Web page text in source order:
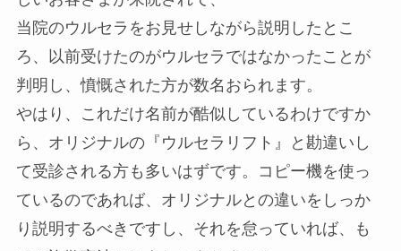
当院のウルセラをお見せしながら説明したとこ
ろ、以前受けたのがウルセラではなかったことが
判明し、憤慨された方が数名おられます。
やはり、これだけ名前が酷似しているわけですか
ら、オリジナルの『ウルセラリフト』と勘違いし
て受診される方も多いはずです。コピー機を使っ
ているのであれば、オリジナルとの違いをしっか
り説明するべきですし、それを怠っていれば、も